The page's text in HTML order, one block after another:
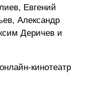
Евгений
Александр
Деричев и
кинотеатр